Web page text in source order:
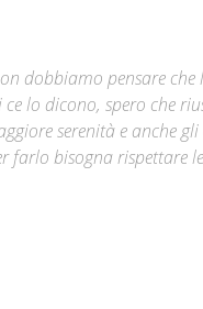
dobbiamo pensare
lo dicono, spero che
serenità e anche
bisogna rispettare